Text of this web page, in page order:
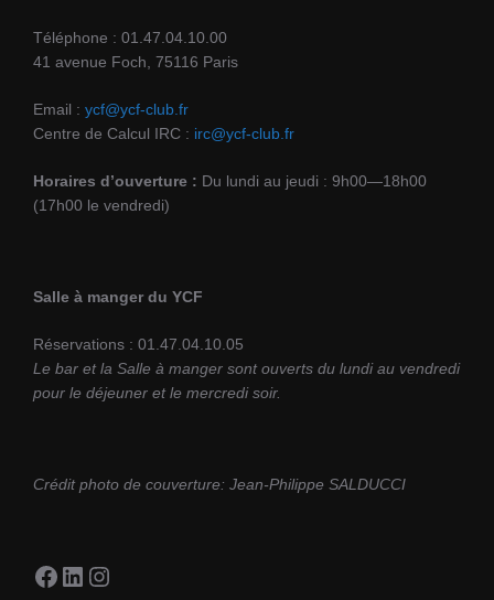
Téléphone : 01.47.04.10.00
41 avenue Foch, 75116 Paris
Email : ycf@ycf-club.fr
Centre de Calcul IRC : irc@ycf-club.fr
Horaires d’ouverture : Du lundi au jeudi : 9h00—18h00
(17h00 le vendredi)
Salle à manger du YCF
Réservations : 01.47.04.10.05
Le bar et la Salle à manger sont ouverts du lundi au vendredi
pour le déjeuner et le mercredi soir.
Crédit photo de couverture: Jean-Philippe SALDUCCI
Facebook
LinkedIn
Instagram